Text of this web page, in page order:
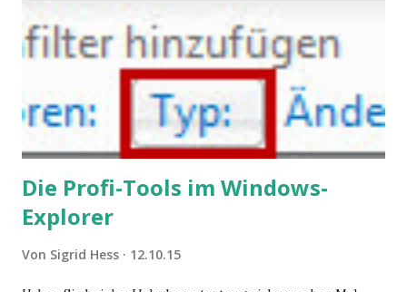
Die Profi-Tools im Windows-
Explorer
Von Sigrid Hess 12.10.15